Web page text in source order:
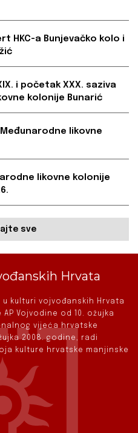
HKC-a Bunjevačko kolo i
i početak XXX. saziva
kolonije Bunarić
likovne
likovne kolonije
sve
Hrvata
kulturi vojvođanskih Hrvata
Vojvodine od 10. ožujka
vijeća hrvatske
2008. godine, radi
kulture hrvatske manjinske